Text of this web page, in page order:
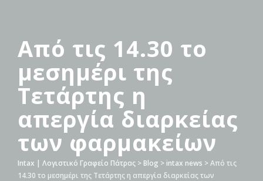
Από τις 14.30 το
μεσημέρι της
Τετάρτης η
απεργία διαρκείας
των φαρμακείων
Intax | Λογιστικό Γραφείο Πάτρας > Blog > intax news >Από τις
14.30 το μεσημέρι της Τετάρτης η απεργία διαρκείας των